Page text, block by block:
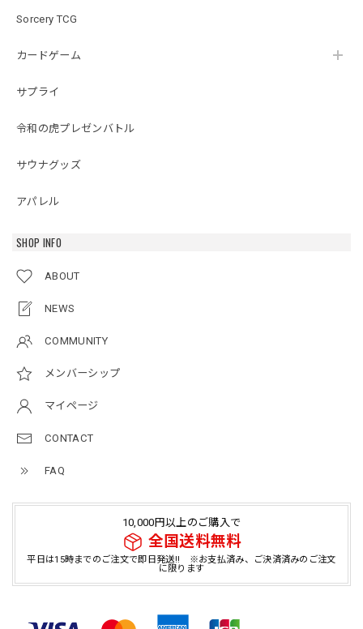
Sorcery TCG
カードゲーム
サプライ
令和の虎プレゼンバトル
サウナグッズ
アパレル
SHOP INFO
ABOUT
NEWS
COMMUNITY
メンバーシップ
マイページ
CONTACT
FAQ
10,000円以上のご購入で
全国送料無料
平日は15時までのご注文で即日発送!! ※お支払済み、ご決済済みのご注文
に限ります